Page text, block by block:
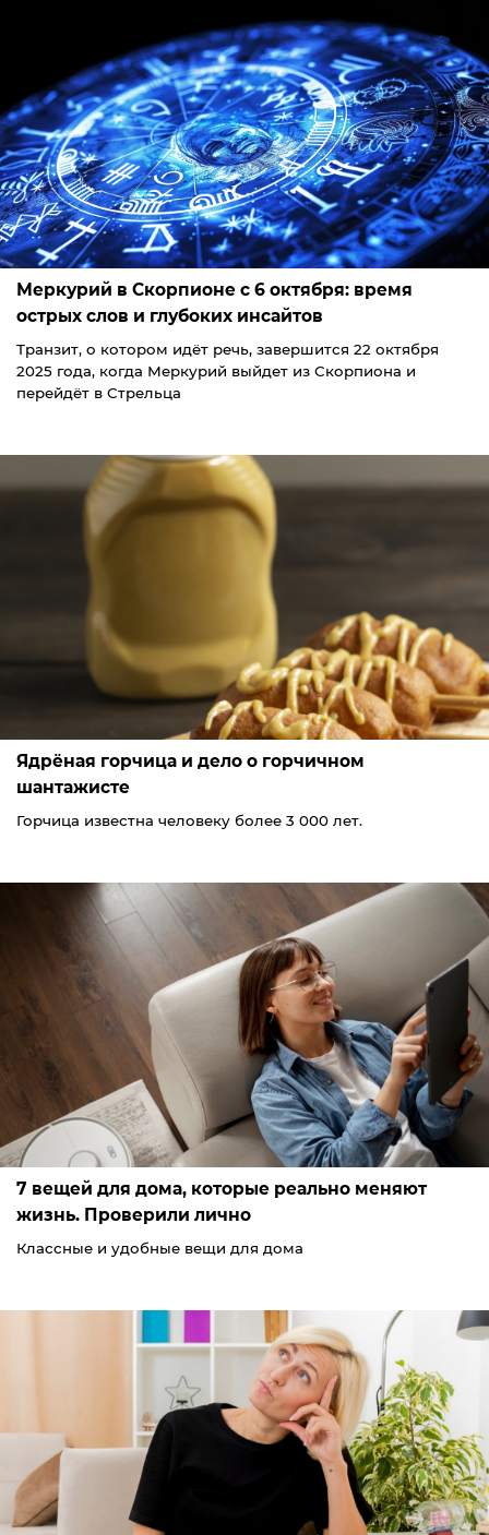
Меркурий в Скорпионе с 6 октября: время
острых слов и глубоких инсайтов
Транзит, о котором идёт речь, завершится 22 октября
2025 года, когда Меркурий выйдет из Скорпиона и
перейдёт в Стрельца
Ядрёная горчица и дело о горчичном
шантажисте
Горчица известна человеку более 3 000 лет.
7 вещей для дома, которые реально меняют
жизнь. Проверили лично
Классные и удобные вещи для дома